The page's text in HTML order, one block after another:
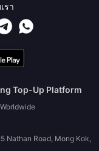
รา
Top-Up Platform
Nathan Road, Mong Kok,